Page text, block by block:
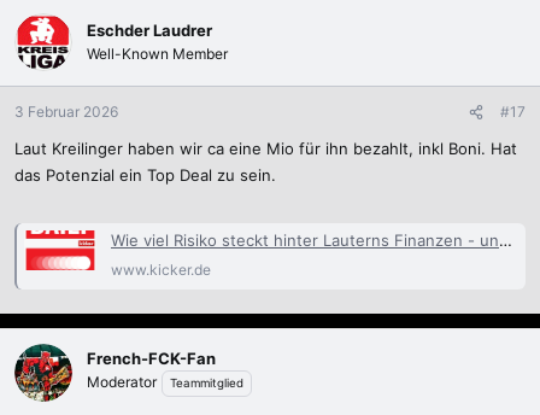
Eschder Laudrer
Well-Known Member
3 Februar 2026 #17
Laut Kreilinger haben wir ca eine Mio für ihn bezahlt, inkl Boni. Hat
das Potenzial ein Top Deal zu sein.
Wie viel Risiko steckt hinter Lauterns Finanzen - und wie schaffte Mainz den Turnaround?
www.kicker.de
French-FCK-Fan
Moderator Teammitglied